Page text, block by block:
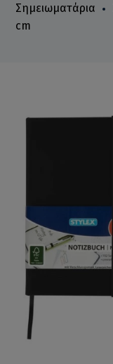
Σημειωματάρια
cm